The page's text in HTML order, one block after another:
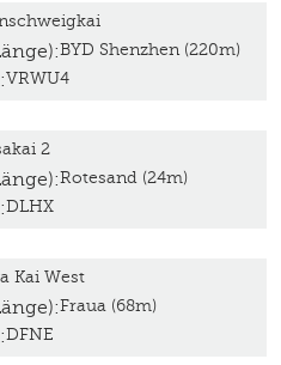
BYD Shenzhen (220m)
VRWU4
2
Rotesand (24m)
DLHX
Kai West
Fraua (68m)
DFNE